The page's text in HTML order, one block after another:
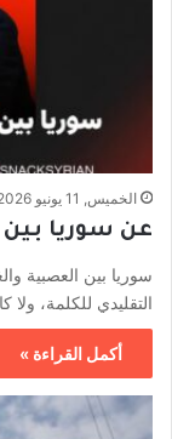
الخميس, 11 يونيو 2026, 2:40 م
عن سوريا
سوريا بين العصبية
التقليدي للكلمة، ولا
أكمل القراءة »